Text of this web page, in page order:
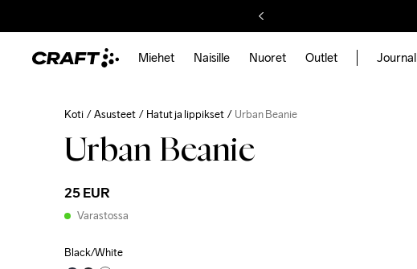
Miehet Naisille Nuoret Outlet Journal
Koti Asusteet Hatut ja lippikset Urban Beanie
Urban Beanie
25 EUR
Varastossa
Black/White